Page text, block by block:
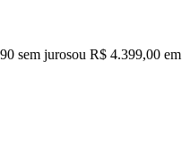
sem jurosou R$ 4.399,00 em